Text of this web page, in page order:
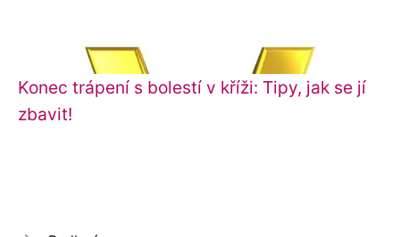
Konec trápení s bolestí v kříži: Tipy, jak se jí
zbavit!